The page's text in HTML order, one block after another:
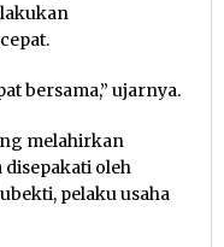
bersama,” ujarnya.
melahirkan
disepakati oleh
pelaku usaha